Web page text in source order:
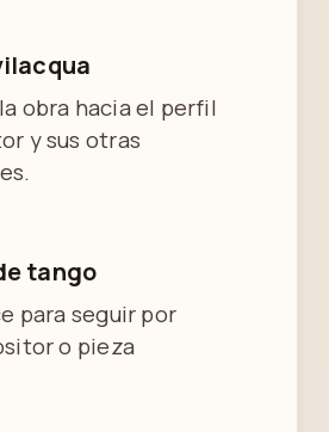
obra hacia el perfil
y sus otras
tango
para seguir por
o pieza